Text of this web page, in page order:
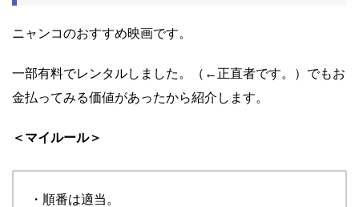
ニャンコのおすすめ映画です。
一部有料でレンタルしました。（←正直者です。）でもお
金払ってみる価値があったから紹介します。
＜マイルール＞
・順番は適当。